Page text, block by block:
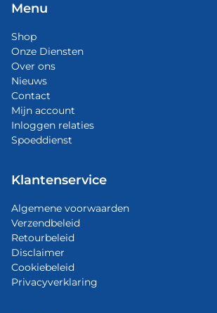
Menu
Shop
Onze Diensten
Over ons
Nieuws
Contact
Mijn account
Inloggen relaties
Spoeddienst
Klantenservice
Algemene voorwaarden
Verzendbeleid
Retourbeleid
Disclaimer
Cookiebeleid
Privacyverklaring